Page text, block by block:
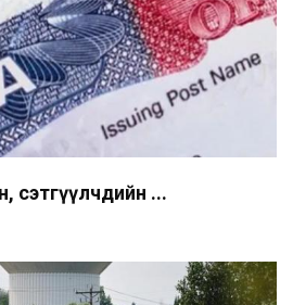
сэтгүүлчдийн ...